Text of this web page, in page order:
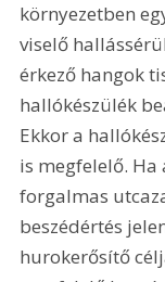
környezetben
viselő
érkező hangok
hallókészülék
Ekkor a
is megfelelő.
forgalmas
beszédértés
hurokerősítő